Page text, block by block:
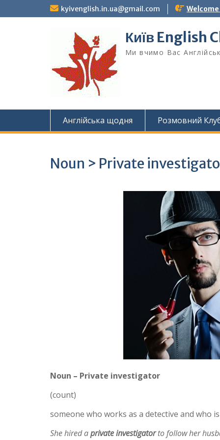
to
kyivenglish.in.ua@gmail.com Welcome
Київ English
Ми вчимо Вас
Англійська щодня Розмовний
Noun > Private
Noun – Private investigator
(count)
someone who works as a detective and who
She hired aprivate investigatorto follow her